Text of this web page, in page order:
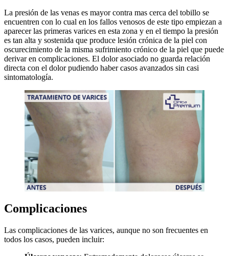
La presión de las venas es mayor contra mas cerca del tobillo se
encuentren con lo cual en los fallos venosos de este tipo empiezan a
aparecer las primeras varices en esta zona y en el tiempo la presión
es tan alta y sostenida que produce lesión crónica de la piel con
oscurecimiento de la misma sufrimiento crónico de la piel que puede
derivar en complicaciones. El dolor asociado no guarda relación
directa con el dolor pudiendo haber casos avanzados sin casi
sintomatología.
Complicaciones
Las complicaciones de las varices, aunque no son frecuentes en
todos los casos, pueden incluir: